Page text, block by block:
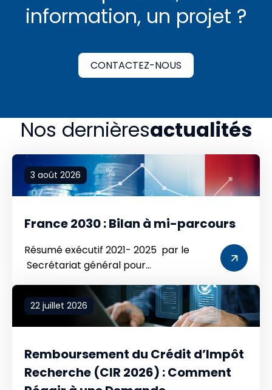
information, un projet ?
CONTACTEZ-NOUS
Nos dernièresactualités
3 août 2026
France 2030 : Bilan à mi-parcours
Résumé exécutif 2021- 2025 par le
Secrétariat général pour
Premier ministre — Synthèse rédigée le 8
juillet 2026. 44 Md€ Engagés (17 Md€
Industrie x 2,3 Effet de levier immédiat –
ans après son lancement, le Secrétariat
général pour l’investissement a
présenté […]
22 juillet 2026
Remboursement du Crédit d’Impôt
Recherche (CIR 2026) : Comment